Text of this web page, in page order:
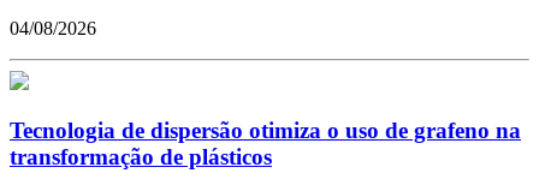
04/08/2026
Tecnologia de dispersão otimiza o uso de grafeno na
transformação de plásticos